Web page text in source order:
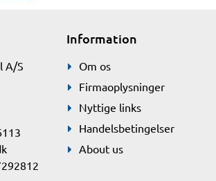
A/S
Information
Om os
Firmaoplysninger
Nyttige links
Handelsbetingelser
About us